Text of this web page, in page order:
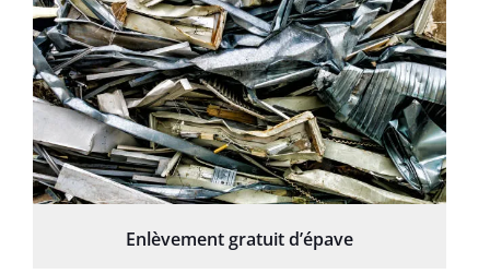
Enlèvement gratuit d’épave